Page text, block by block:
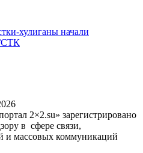
хулиганы начали
2×2.su» зарегистрировано
в сфере связи,
и массовых коммуникаций